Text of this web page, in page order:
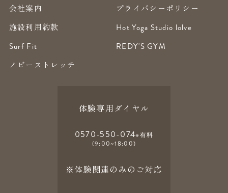
会社案内
プライバシーポリシー
施設利用約款
Hot Yoga Studio lolve
Surf Fit
REDY'S GYM
ノビーストレッチ
体験専用ダイヤル
0570-550-074※有料
(9:00~18:00)
※体験関連のみのご対応